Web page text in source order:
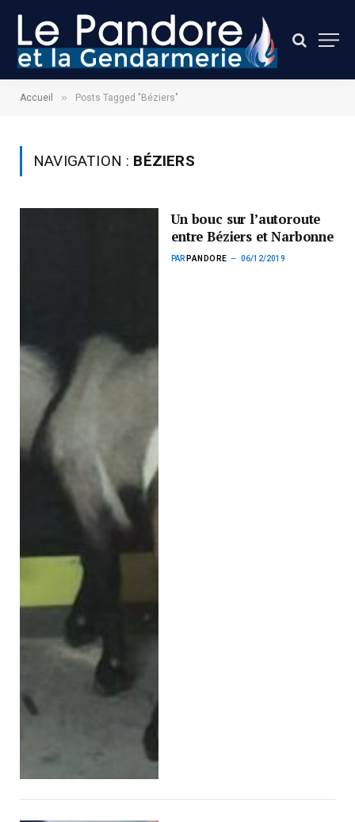
Accueil » Posts Tagged "Béziers"
NAVIGATION : BÉZIERS
Un bouc sur l’autoroute
entre Béziers et Narbonne
PAR PANDORE 06/12/2019